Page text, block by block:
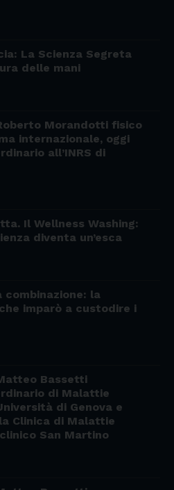
La Scienza Segreta
delle mani
Morandotti fisico
internazionale, oggi
all’INRS di
Il Wellness Washing:
diventa un’esca
la
imparò a custodire i
Bassetti
di Malattie
di Genova e
Clinica di Malattie
San Martino